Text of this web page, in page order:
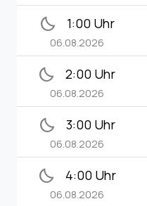
bedtime 1:00 Uhr
06.08.2026
bedtime 2:00 Uhr
06.08.2026
bedtime 3:00 Uhr
06.08.2026
bedtime 4:00 Uhr
06.08.2026